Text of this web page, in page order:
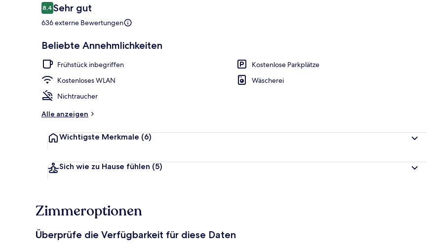
Bewertungen
8,48,4 von 10.
Sehr gut
636 externe Bewertungen
Beliebte Annehmlichkeiten
Frühstück inbegriffen
Kostenlose Parkplätze
Kostenloses WLAN
Wäscherei
Nichtraucher
Alle anzeigen
Wichtigste Merkmale (6)
Sich wie zu Hause fühlen (5)
Zimmeroptionen
Überprüfe die Verfügbarkeit für diese Daten